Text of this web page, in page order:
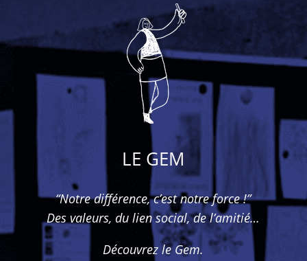
LE GEM
“Notre différence, c’est notre force !”
Des valeurs, du lien social, de l’amitié…
Découvrez le Gem.